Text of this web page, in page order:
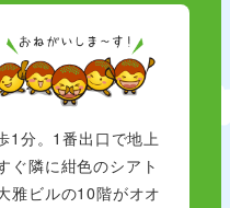
1分。1番出口で地上
ぐ隣に紺色のシアト
雅ビルの10階がオオ